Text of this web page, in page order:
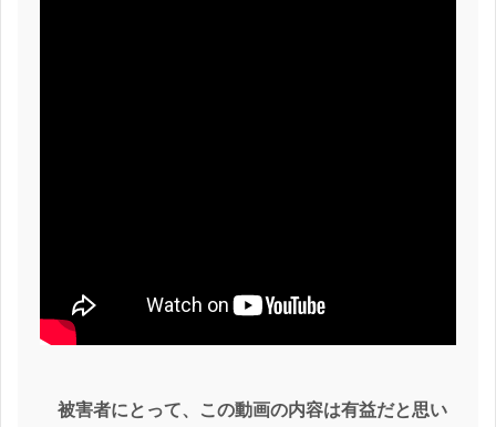
被害者にとって、この動画の内容は有益だと思い